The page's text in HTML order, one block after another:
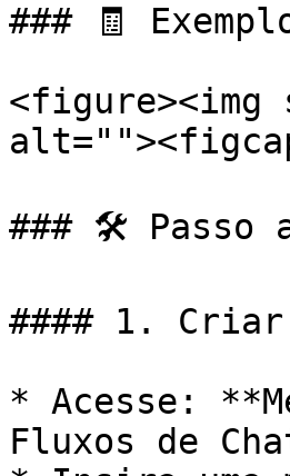
### 🧾
<figure><img
### 🛠️ Passo
#### 1. Criar
* Acesse:
Fluxos de